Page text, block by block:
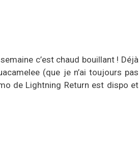
c’est chaud bouillant ! Déjà
(que je n’ai toujours pas
de Lightning Return est dispo et